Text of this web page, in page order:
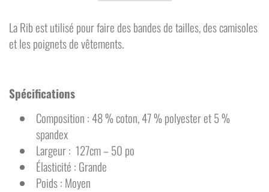
La Rib est utilisé pour faire des bandes de tailles, des camisoles
et les poignets de vêtements.
Spécifications
Composition : 48 % coton, 47 % polyester et 5 %
spandex
Largeur : 127cm – 50 po
Élasticité : Grande
Poids : Moyen